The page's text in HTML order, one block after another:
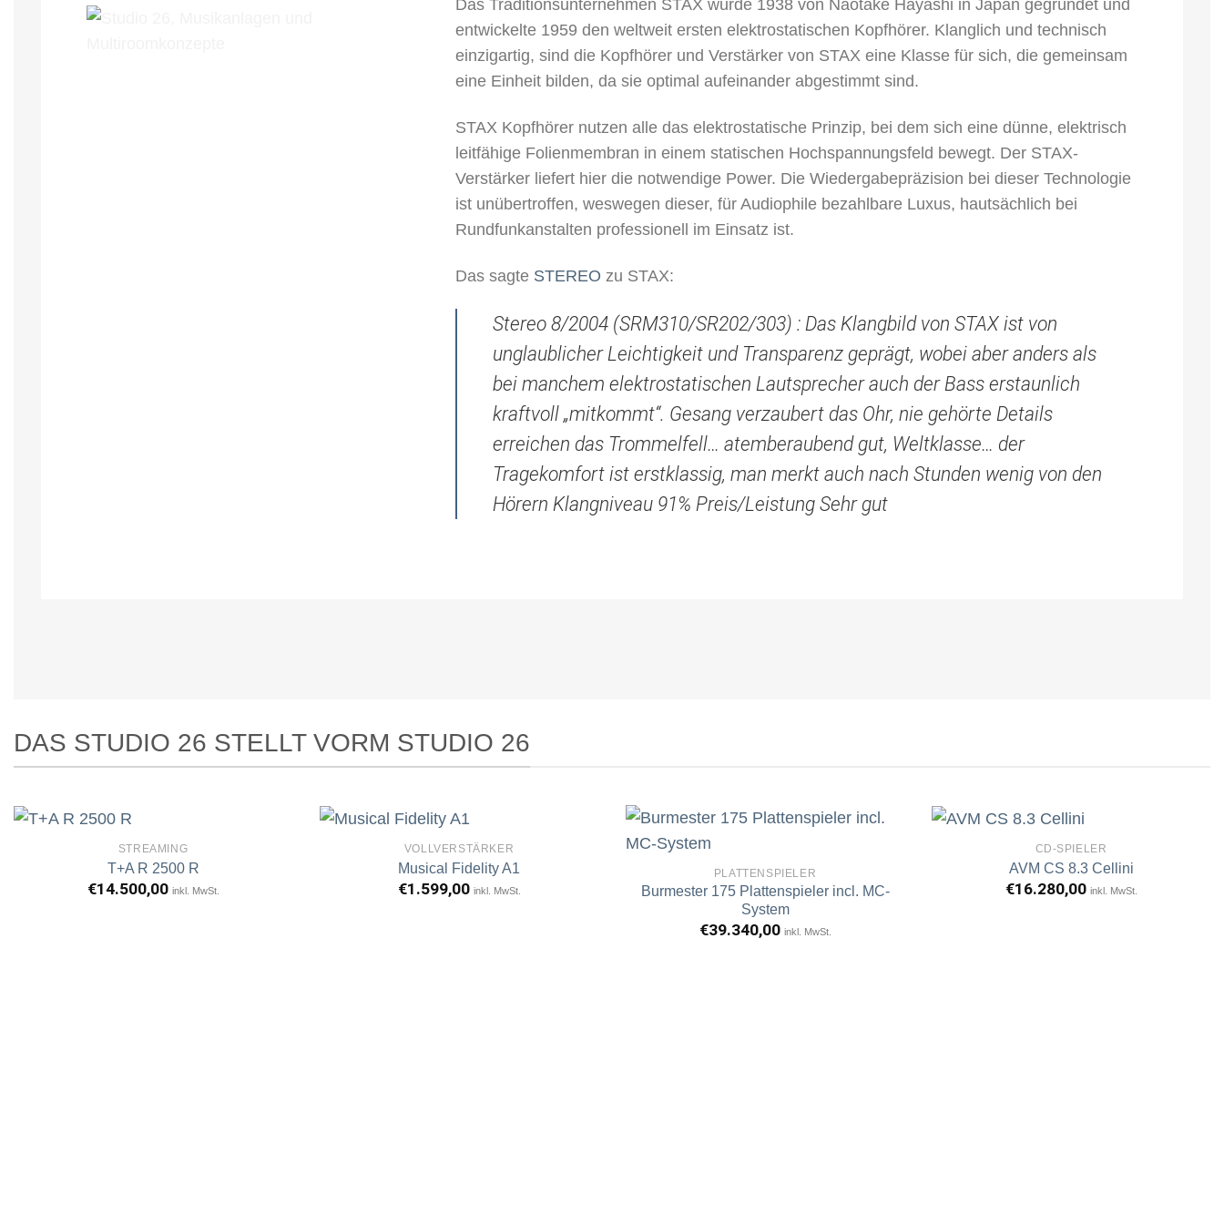
Das Traditionsunternehmen STAX wurde 1938 von Naotake Hayashi in Japan gegründet und
entwickelte 1959 den weltweit ersten elektrostatischen Kopfhörer. Klanglich und technisch
einzigartig, sind die Kopfhörer und Verstärker von STAX eine Klasse für sich, die gemeinsam
eine Einheit bilden, da sie optimal aufeinander abgestimmt sind.
STAX Kopfhörer nutzen alle das elektrostatische Prinzip, bei dem sich eine dünne, elektrisch
leitfähige Folienmembran in einem statischen Hochspannungsfeld bewegt. Der STAX-
Verstärker liefert hier die notwendige Power. Die Wiedergabepräzision bei dieser Technologie
ist unübertroffen, weswegen dieser, für Audiophile bezahlbare Luxus, hautsächlich bei
Rundfunkanstalten professionell im Einsatz ist.
Das sagte STEREO zu STAX:
Stereo 8/2004 (SRM310/SR202/303) : Das Klangbild von STAX ist von
unglaublicher Leichtigkeit und Transparenz geprägt, wobei aber anders als
bei manchem elektrostatischen Lautsprecher auch der Bass erstaunlich
kraftvoll „mitkommt“. Gesang verzaubert das Ohr, nie gehörte Details
erreichen das Trommelfell… atemberaubend gut, Weltklasse… der
Tragekomfort ist erstklassig, man merkt auch nach Stunden wenig von den
Hörern Klangniveau 91% Preis/Leistung Sehr gut
DAS STUDIO 26 STELLT VORM STUDIO 26
STREAMING
T+A R 2500 R
€14.500,00 inkl. MwSt.
VOLLVERSTÄRKER
Musical Fidelity A1
€1.599,00 inkl. MwSt.
Artikel
PLATTENSPIELER
Burmester 175 Plattenspieler incl. MC-
System
€39.340,00 inkl. MwSt.
CD-SPIELER
AVM CS 8.3 Cellini
€16.280,00 inkl. MwSt.